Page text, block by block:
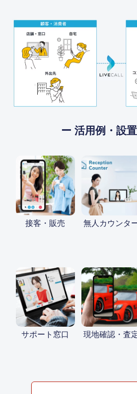
ー 活用例・設
接客・販売 無人カウンタ
サポート窓口 現地確認・査